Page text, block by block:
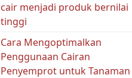
cair menjadi produk bernilai
tinggi
Cara Mengoptimalkan
Penggunaan Cairan
Penyemprot untuk Tanaman